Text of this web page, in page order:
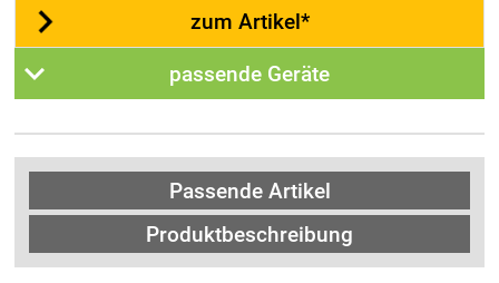
zum Artikel*
passende Geräte
Passende Artikel
Produktbeschreibung